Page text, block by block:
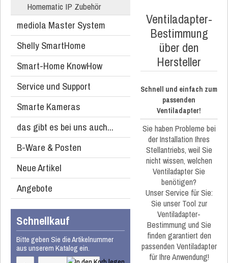
Homematic IP Zubehör
mediola Master System
Shelly SmartHome
Smart-Home KnowHow
Service und Support
Smarte Kameras
das gibt es bei uns auch...
B-Ware & Posten
Neue Artikel
Angebote
Schnellkauf
Bitte geben Sie die Artikelnummer
aus unserem Katalog ein.
Ventiladapter-
Bestimmung
über den
Hersteller
Schnell und einfach zum
passenden
Ventiladapter!
Sie haben Probleme bei
der Installation Ihres
Stellantriebs, weil Sie
nicht wissen, welchen
Ventiladapter Sie
benötigen?
Unser Service für Sie:
Sie unser Tool zur
Ventiladapter-
Bestimmung und Sie
finden garantiert den
passenden Ventiladapter
für Ihre Anwendung!